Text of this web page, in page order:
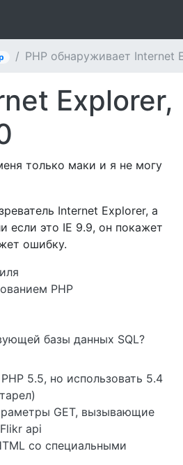
PHP обнаруживает Internet
Explorer,
только маки и я не могу
Internet Explorer, а
если это IE 9.9, он покажет
ошибку.
PHP
базы данных SQL?
5.5, но использовать 5.4
GET, вызывающие
api
со специальными